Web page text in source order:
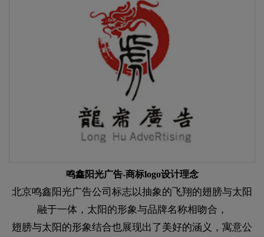
鸣鑫阳光广告-商标logo设计理念
北京鸣鑫阳光广告公司标志以抽象的飞翔的翅膀与太阳
融于一体，太阳的形象与品牌名称相吻合，
翅膀与太阳的形象结合也展现出了美好的涵义，寓意公